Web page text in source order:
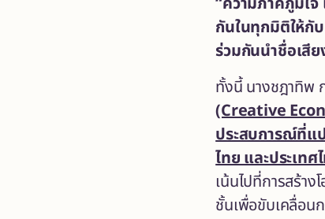
กันในทุกมิติให้กั
ร่วมกันนำชื่อเสีย
ทั้งนี้ นางชฎาทิพ
(Creative
ประสบการณ์ที่แ
ไทย และประเทศ
เน้นไปที่การสร้า
ชั้นเพื่อขับเคลื่อน